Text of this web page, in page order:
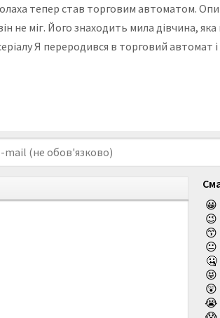
тепер став торговим автоматом.
міг. Його знаходить мила дівчина, яка
Я переродився в торговий автомат
😀
😉
😙
😐
🤐
😝
😲
😭